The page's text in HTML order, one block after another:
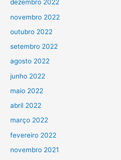
dezembro 2022
novembro 2022
outubro 2022
setembro 2022
agosto 2022
junho 2022
maio 2022
abril 2022
março 2022
fevereiro 2022
novembro 2021